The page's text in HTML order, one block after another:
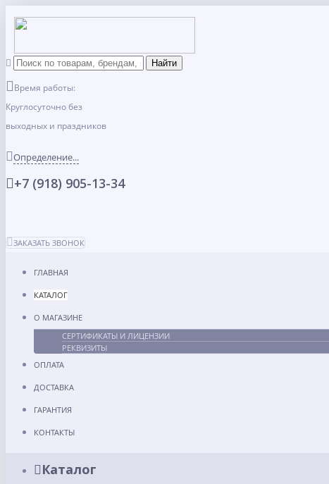
Время работы:
Круглосуточно без
выходных и праздников
Определение...
+7 (918) 905-13-34
ЗАКАЗАТЬ ЗВОНОК
ГЛАВНАЯ
КАТАЛОГ
О МАГАЗИНЕ
СЕРТИФИКАТЫ И ЛИЦЕНЗИИ
РЕКВИЗИТЫ
ОПЛАТА
ДОСТАВКА
ГАРАНТИЯ
КОНТАКТЫ
Каталог